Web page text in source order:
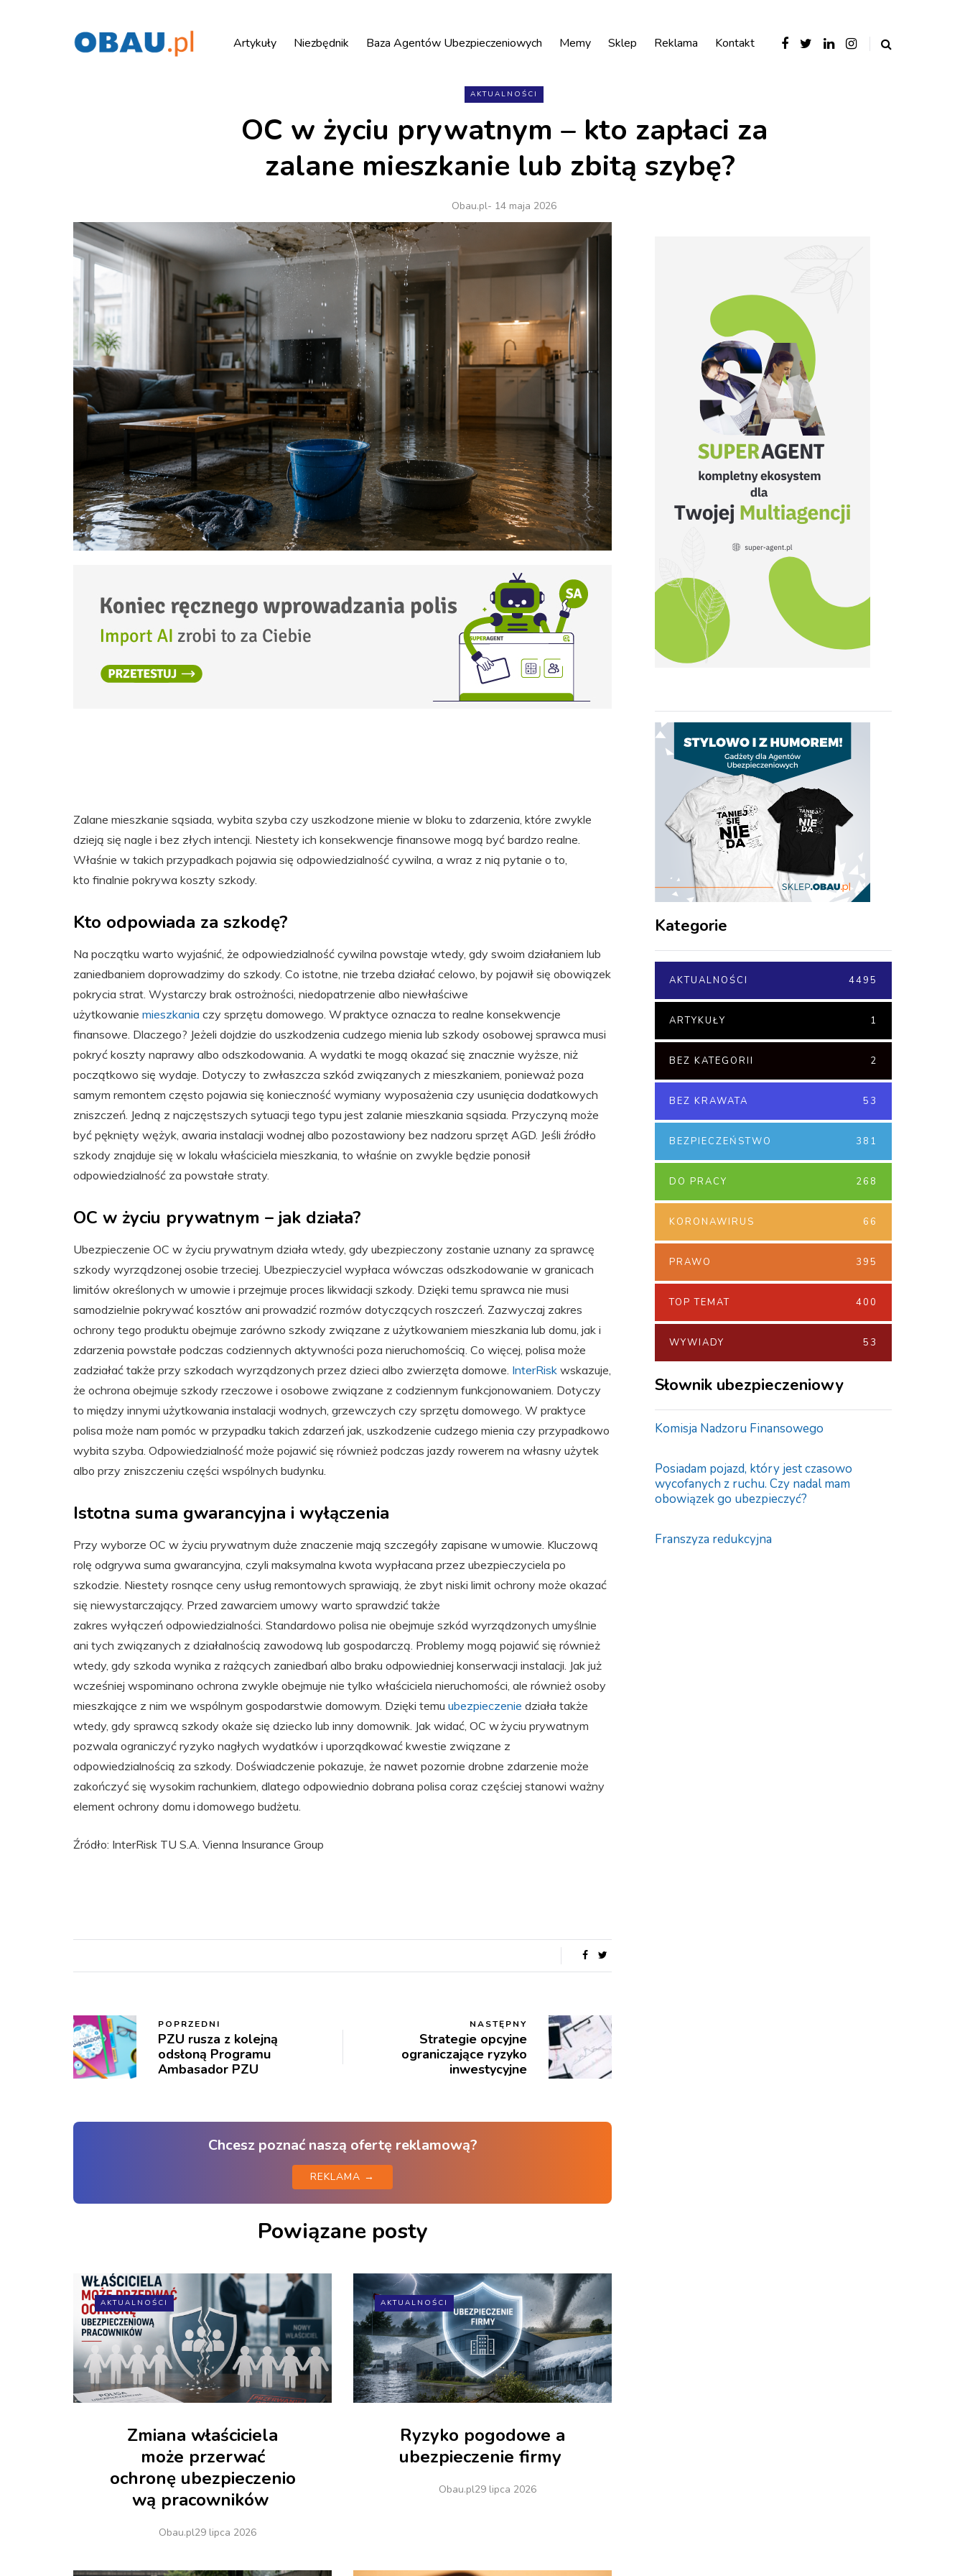
Artykuły Niezbędnik Baza Agentów Ubezpieczeniowych Memy Sklep Reklama Kontakt
AKTUALNOŚCI
OC w życiu prywatnym – kto zapłaci za
zalane mieszkanie lub zbitą szybę?
Obau.pl- 14 maja 2026
Zalane mieszkanie sąsiada, wybita szyba czy uszkodzone mienie w bloku to zdarzenia, które zwykle
dzieją się nagle i bez złych intencji. Niestety ich konsekwencje finansowe mogą być bardzo realne.
Właśnie w takich przypadkach pojawia się odpowiedzialność cywilna, a wraz z nią pytanie o to,
kto finalnie pokrywa koszty szkody.
Kto odpowiada za szkodę?
Na początku warto wyjaśnić, że odpowiedzialność cywilna powstaje wtedy, gdy swoim działaniem lub
zaniedbaniem doprowadzimy do szkody. Co istotne, nie trzeba działać celowo, by pojawił się obowiązek
pokrycia strat. Wystarczy brak ostrożności, niedopatrzenie albo niewłaściwe
użytkowanie mieszkania czy sprzętu domowego. W praktyce oznacza to realne konsekwencje
finansowe. Dlaczego? Jeżeli dojdzie do uszkodzenia cudzego mienia lub szkody osobowej sprawca musi
pokryć koszty naprawy albo odszkodowania. A wydatki te mogą okazać się znacznie wyższe, niż
początkowo się wydaje. Dotyczy to zwłaszcza szkód związanych z mieszkaniem, ponieważ poza
samym remontem często pojawia się konieczność wymiany wyposażenia czy usunięcia dodatkowych
zniszczeń. Jedną z najczęstszych sytuacji tego typu jest zalanie mieszkania sąsiada. Przyczyną może
być pęknięty wężyk, awaria instalacji wodnej albo pozostawiony bez nadzoru sprzęt AGD. Jeśli źródło
szkody znajduje się w lokalu właściciela mieszkania, to właśnie on zwykle będzie ponosił
odpowiedzialność za powstałe straty.
OC w życiu prywatnym – jak działa?
Ubezpieczenie OC w życiu prywatnym działa wtedy, gdy ubezpieczony zostanie uznany za sprawcę
szkody wyrządzonej osobie trzeciej. Ubezpieczyciel wypłaca wówczas odszkodowanie w granicach
limitów określonych w umowie i przejmuje proces likwidacji szkody. Dzięki temu sprawca nie musi
samodzielnie pokrywać kosztów ani prowadzić rozmów dotyczących roszczeń. Zazwyczaj zakres
ochrony tego produktu obejmuje zarówno szkody związane z użytkowaniem mieszkania lub domu, jak i
zdarzenia powstałe podczas codziennych aktywności poza nieruchomością. Co więcej, polisa może
zadziałać także przy szkodach wyrządzonych przez dzieci albo zwierzęta domowe. InterRisk wskazuje,
że ochrona obejmuje szkody rzeczowe i osobowe związane z codziennym funkcjonowaniem. Dotyczy
to między innymi użytkowania instalacji wodnych, grzewczych czy sprzętu domowego. W praktyce
polisa może nam pomóc w przypadku takich zdarzeń jak, uszkodzenie cudzego mienia czy przypadkowo
wybita szyba. Odpowiedzialność może pojawić się również podczas jazdy rowerem na własny użytek
albo przy zniszczeniu części wspólnych budynku.
Istotna suma gwarancyjna i wyłączenia
Przy wyborze OC w życiu prywatnym duże znaczenie mają szczegóły zapisane w umowie. Kluczową
rolę odgrywa suma gwarancyjna, czyli maksymalna kwota wypłacana przez ubezpieczyciela po
szkodzie. Niestety rosnące ceny usług remontowych sprawiają, że zbyt niski limit ochrony może okazać
się niewystarczający. Przed zawarciem umowy warto sprawdzić także
zakres wyłączeń odpowiedzialności. Standardowo polisa nie obejmuje szkód wyrządzonych umyślnie
ani tych związanych z działalnością zawodową lub gospodarczą. Problemy mogą pojawić się również
wtedy, gdy szkoda wynika z rażących zaniedbań albo braku odpowiedniej konserwacji instalacji. Jak już
wcześniej wspominano ochrona zwykle obejmuje nie tylko właściciela nieruchomości, ale również osoby
mieszkające z nim we wspólnym gospodarstwie domowym. Dzięki temu ubezpieczenie działa także
wtedy, gdy sprawcą szkody okaże się dziecko lub inny domownik. Jak widać, OC w życiu prywatnym
pozwala ograniczyć ryzyko nagłych wydatków i uporządkować kwestie związane z
odpowiedzialnością za szkody. Doświadczenie pokazuje, że nawet pozornie drobne zdarzenie może
zakończyć się wysokim rachunkiem, dlatego odpowiednio dobrana polisa coraz częściej stanowi ważny
element ochrony domu i domowego budżetu.
Źródło: InterRisk TU S.A. Vienna Insurance Group
POPRZEDNI
PZU rusza z kolejną
odsłoną Programu
Ambasador PZU
NASTĘPNY
Strategie opcyjne
ograniczające ryzyko
inwestycyjne
Chcesz poznać naszą ofertę reklamową?
REKLAMA →
Powiązane posty
AKTUALNOŚCI
Zmiana właściciela
może przerwać
ochronę ubezpieczenio
wą pracowników
Obau.pl29 lipca 2026
AKTUALNOŚCI
Ryzyko pogodowe a
ubezpieczenie firmy
Obau.pl29 lipca 2026
Kategorie
AKTUALNOŚCI 4495
ARTYKUŁY 1
BEZ KATEGORII 2
BEZ KRAWATA 53
BEZPIECZEŃSTWO 381
DO PRACY 268
KORONAWIRUS 66
PRAWO 395
TOP TEMAT 400
WYWIADY 53
Słownik ubezpieczeniowy
Komisja Nadzoru Finansowego
Posiadam pojazd, który jest czasowo
wycofanych z ruchu. Czy nadal mam
obowiązek go ubezpieczyć?
Franszyza redukcyjna